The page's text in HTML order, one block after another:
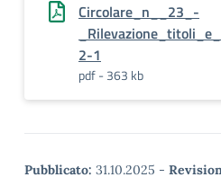
Circolare_n__23_-
2-1
pdf - 363 kb
Pubblicato: 31.10.2025 -